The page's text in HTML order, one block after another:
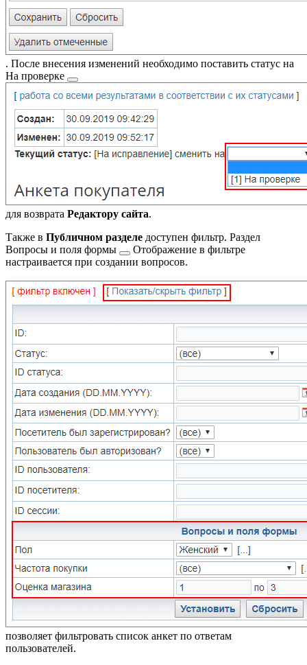
. После внесения изменений необходимо поставить статус на
На проверке
для возврата Редактору сайта.
Также в Публичном разделе доступен фильтр. Раздел
Вопросы и поля формы
Отображение в фильтре
настраивается при создании вопросов.
позволяет фильтровать список анкет по ответам
пользователей.